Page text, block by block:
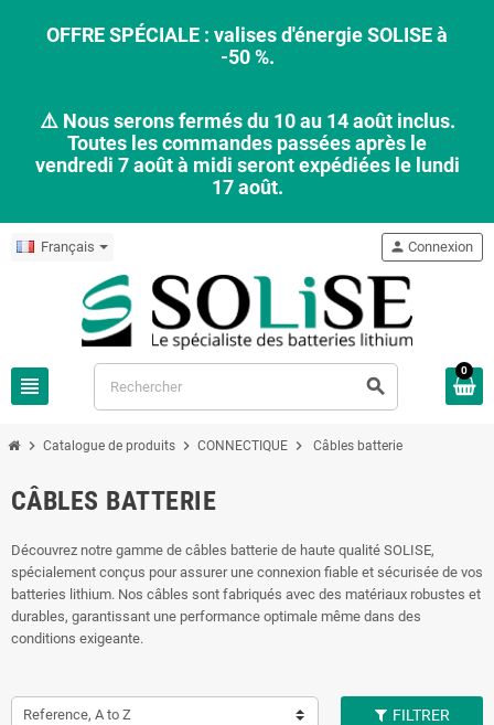
OFFRE SPÉCIALE : valises d'énergie SOLISE à
-50 %.
⚠️ Nous serons fermés du 10 au 14 août inclus.
Toutes les commandes passées après le
vendredi 7 août à midi seront expédiées le lundi
17 août.
Français
view_headline search
person Connexion
0
chevron_right Catalogue de produits chevron_right CONNECTIQUE chevron_right Câbles batterie
CÂBLES BATTERIE
Découvrez notre gamme de câbles batterie de haute qualité SOLISE,
spécialement conçus pour assurer une connexion fiable et sécurisée de vos
batteries lithium. Nos câbles sont fabriqués avec des matériaux robustes et
durables, garantissant une performance optimale même dans des
conditions exigeante.
Reference, A to Z FILTRER